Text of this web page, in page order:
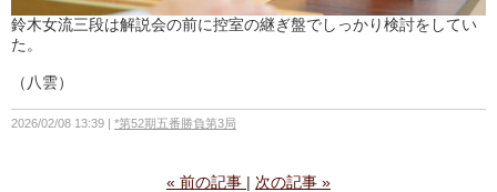
鈴木女流三段は解説会の前に控室の継ぎ盤でしっかり検討をしてい
た。
（八雲）
2026/02/08 13:39 *第52期五番勝負第3局
« 前の記事 次の記事 »